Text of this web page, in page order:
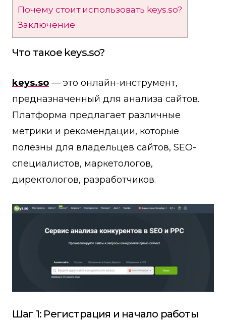
Почему стоит использовать keys.so?
Заключение
Что такое keys.so?
keys.so — это онлайн-инструмент,
предназначенный для анализа сайтов.
Платформа предлагает различные
метрики и рекомендации, которые
полезны для владельцев сайтов, SEO-
специалистов, маркетологов,
директологов, разработчиков.
Шаг 1: Регистрация и начало работы